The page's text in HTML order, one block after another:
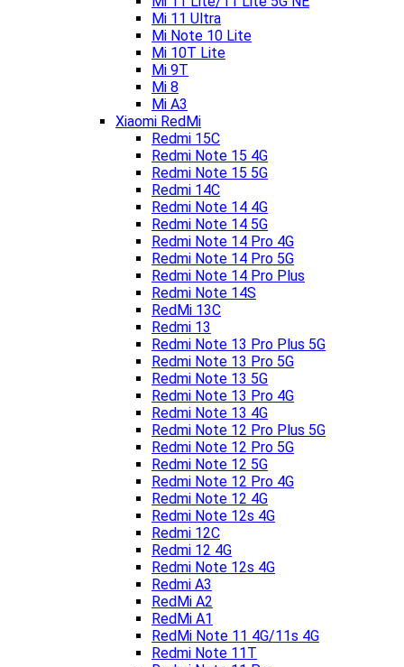
Mi 11 Ultra
Mi Note 10 Lite
Mi 10T Lite
Mi 9T
Mi 8
Mi A3
Xiaomi RedMi
Redmi 15C
Redmi Note 15 4G
Redmi Note 15 5G
Redmi 14C
Redmi Note 14 4G
Redmi Note 14 5G
Redmi Note 14 Pro 4G
Redmi Note 14 Pro 5G
Redmi Note 14 Pro Plus
Redmi Note 14S
RedMi 13C
Redmi 13
Redmi Note 13 Pro Plus 5G
Redmi Note 13 Pro 5G
Redmi Note 13 5G
Redmi Note 13 Pro 4G
Redmi Note 13 4G
Redmi Note 12 Pro Plus 5G
Redmi Note 12 Pro 5G
Redmi Note 12 5G
Redmi Note 12 Pro 4G
Redmi Note 12 4G
Redmi Note 12s 4G
Redmi 12C
Redmi 12 4G
Redmi Note 12s 4G
Redmi A3
RedMi A2
RedMi A1
RedMi Note 11 4G/11s 4G
Redmi Note 11T